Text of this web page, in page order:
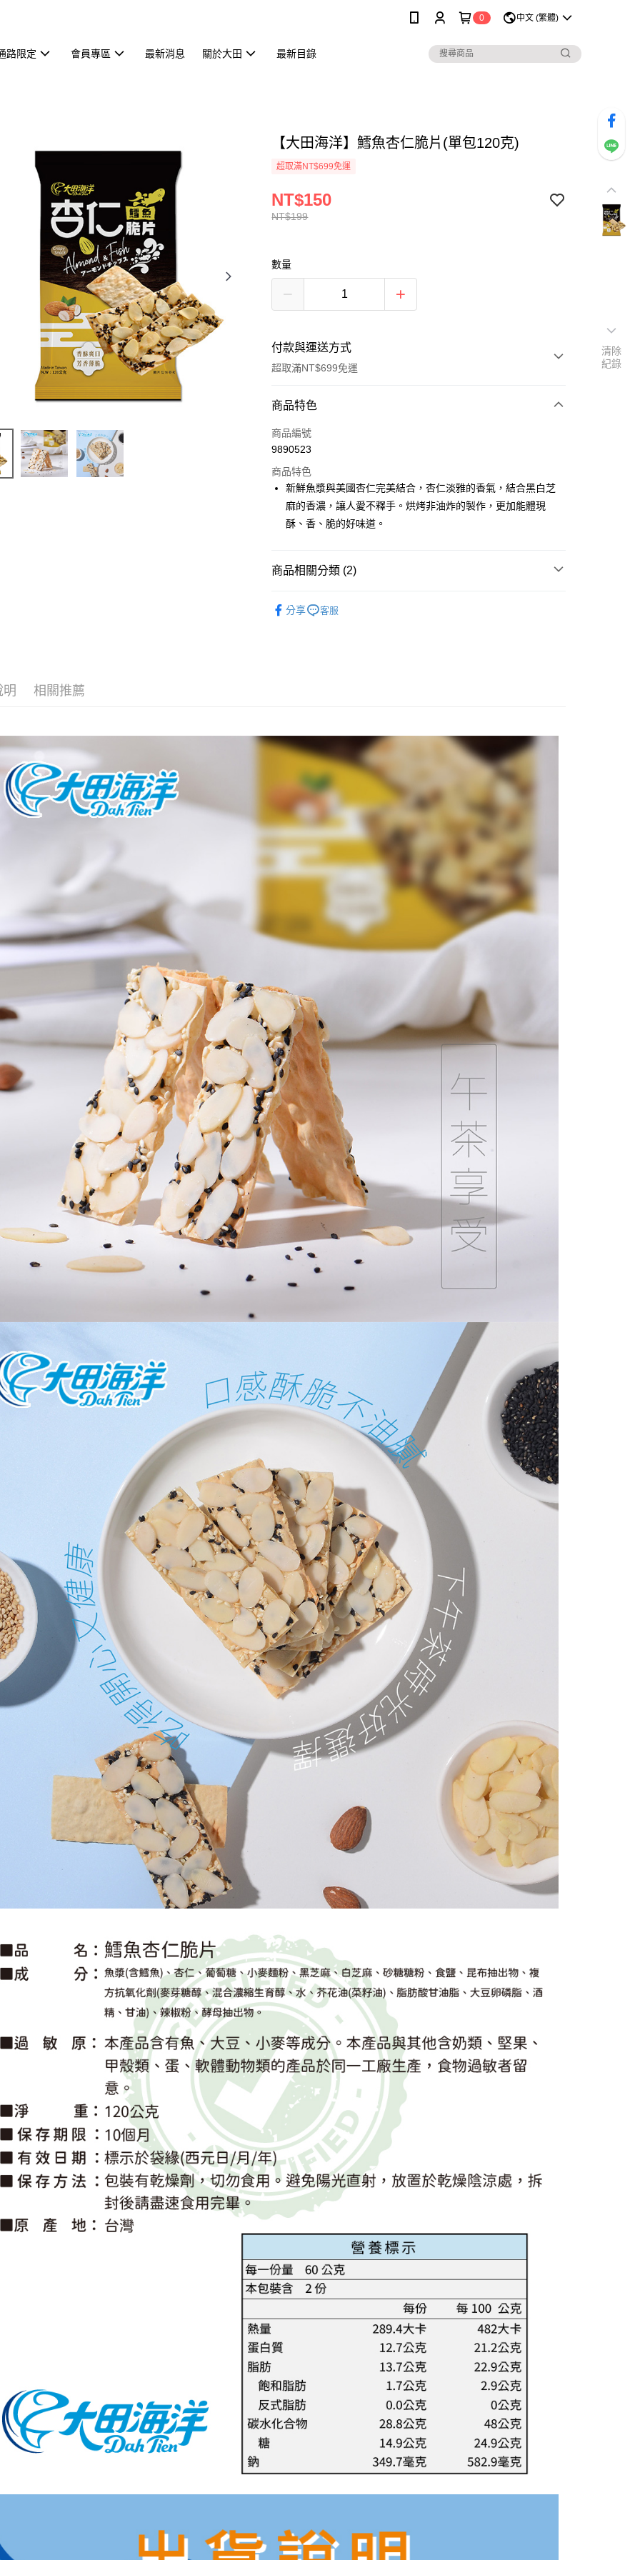
0 中文 (繁體)
路限定 會員專區 最新消息 關於大田 最新目錄
【大田海洋】鱈魚杏仁脆片(單包120克)
超取滿NT$699免運
NT$199
NT$150
數量
付款與運送方式
超取滿NT$699免運
付款方式
信用卡一次付款
LINE Pay
Apple Pay
悠遊付
AFTEE先享後付
【「AFTEE先享後付」結帳流程】
１．於結帳方式選擇「AFTEE先享後付」後，將跳轉至「AFTEE先享後
付」結帳頁面，進行簡訊認證並確認金額後，即可完成結帳。
２．訂單成立數日內，您將收到繳費通知簡訊。
３．收到繳費通知簡訊後14天內，點擊此簡訊中的連結，可透過四大超商
／ATM／網路銀行／等多元方式進行付款，方視為交易完成。
※ 請注意：結帳手續完成當下不需立刻繳費，但若您需要取消訂單，請聯
絡購買商品的店家。未經商家同意取消之訂單仍視為有效，需透過AFTEE
先享後付繳納相關費用。
※ 交易是否成功請以「AFTEE先享後付 」之結帳頁面顯示為準，若有關於
是否繳費成功／繳費後需取消欲退款等相關疑問，請聯繫「AFTEE先享後
付客戶支援中心」
https://netprotections.freshdesk.com/support/home
１．透過由恩沛科技股份有限公司提供之「AFTEE先享後付」服務完成之
交易，需依本服務之必要範圍內提供個人資料，並將交易相關給付款項請
求債權轉讓予恩沛科技股份有限公司。
２．關於個人資料處理事宜，請瀏覽以下網址：
「AFTEE先享後付」，若未經同意申辦者引起之損失，本公司不負相關責
任。
４．使用「AFTEE先享後付」時，將依據個別帳號之用戶狀況，依本公司
即時審查核予不同之上限額度；若仍有額度不足之情形，本公司將視審查
結果請求用戶進行身份認證。
５．嚴禁一人註冊多個帳號或使用他人資訊註冊。若發現惡意使用之情
形，恩沛科技股份有限公司將有權停止該用戶之使用額度並採取法律行
動。
每筆NT$60，滿NT$699(含以上)免運費
付款後全家取貨
每筆NT$60，滿NT$699(含以上)免運費
7-11取貨付款
每筆NT$60，滿NT$699(含以上)免運費
付款後7-11取貨
每筆NT$60，滿NT$699(含以上)免運費
每筆NT$150，滿NT$1,200(含以上)免運費
商品特色
商品編號
9890523
商品特色
新鮮魚漿與美國杏仁完美結合，杏仁淡雅的香氣，結合黑白芝
麻的香濃，讓人愛不釋手。烘烤非油炸的製作，更加能體現
酥、香、脆的好味道。
商品相關分類 (2)
分享 客服
明 相關推薦
清除
紀錄